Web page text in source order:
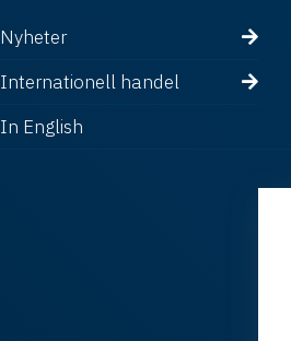
Nyheter
Internationell handel
In English